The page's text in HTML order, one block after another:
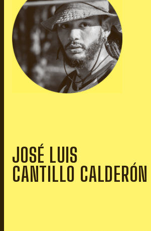
JOSÉ LUIS
CANTILLO CALDERÓN